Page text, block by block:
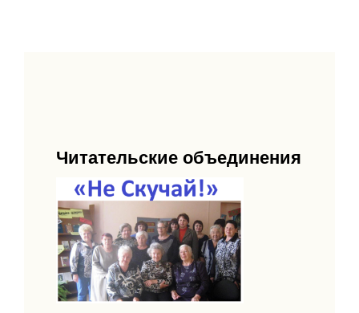
Читательские объединения